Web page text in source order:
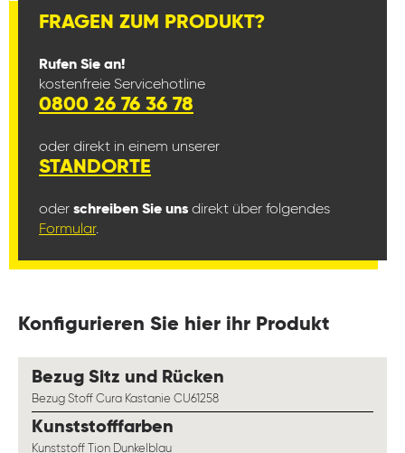
FRAGEN ZUM PRODUKT?
Rufen Sie an!
kostenfreie Servicehotline
0800 26 76 36 78
oder direkt in einem unserer
STANDORTE
oder schreiben Sie uns direkt über folgendes
Formular.
Konfigurieren Sie hier ihr Produkt
Bezug Sitz und Rücken
Bezug Stoff Cura Kastanie CU61258
Kunststofffarben
Kunststoff Tion Dunkelblau